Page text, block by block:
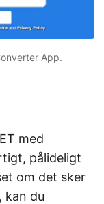
App.
med
pålideligt
om det sker
kan du